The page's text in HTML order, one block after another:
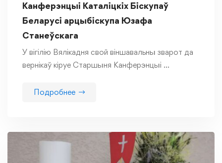
Канферэнцыі Каталіцкіх Біскупаў
Беларусі арцыбіскупа Юзафа
Станеўскага
У вігілію Вялікадня свой віншавальны зварот да
вернікаў кіруе Старшыня Канферэнцыі …
Подробнее